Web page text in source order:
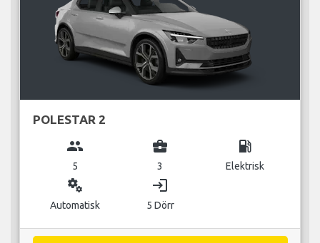
POLESTAR 2
group
5
business_center
3
local_gas_station
Elektrisk
miscellaneous_services
Automatisk
login
5 Dörr